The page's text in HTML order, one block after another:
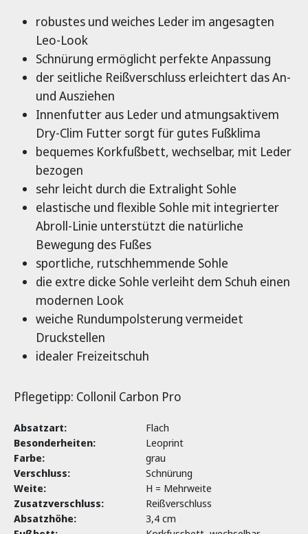
robustes und weiches Leder im angesagten
Leo-Look
Schnürung ermöglicht perfekte Anpassung
der seitliche Reißverschluss erleichtert das An-
und Ausziehen
Innenfutter aus Leder und atmungsaktivem
Dry-Clim Futter sorgt für gutes Fußklima
bequemes Korkfußbett, wechselbar, mit Leder
bezogen
sehr leicht durch die Extralight Sohle
elastische und flexible Sohle mit integrierter
Abroll-Linie unterstützt die natürliche
Bewegung des Fußes
sportliche, rutschhemmende Sohle
die extre dicke Sohle verleiht dem Schuh einen
modernen Look
weiche Rundumpolsterung vermeidet
Druckstellen
idealer Freizeitschuh
Pflegetipp: Collonil Carbon Pro
Absatzart:
Flach
Besonderheiten:
Leoprint
Farbe:
grau
Verschluss:
Schnürung
Weite:
H = Mehrweite
Zusatzverschluss:
Reißverschluss
Absatzhöhe:
3,4 cm